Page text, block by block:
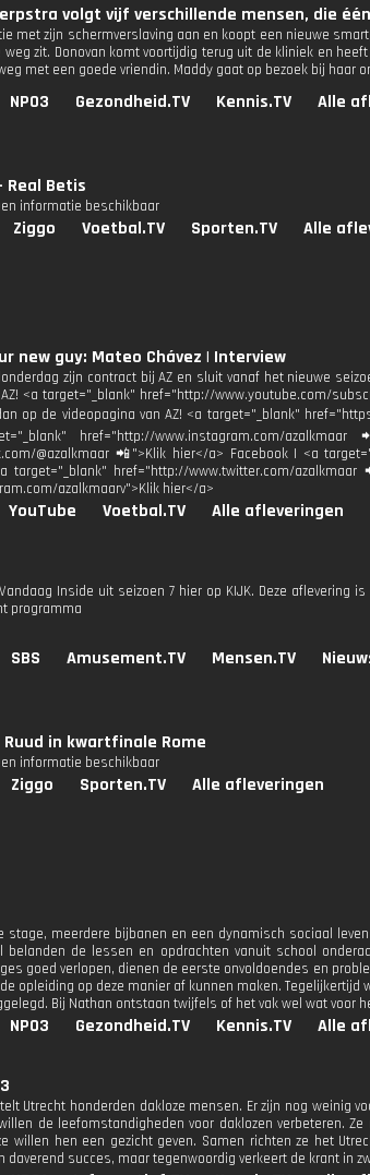
volgt vijf verschillende mensen, die
met zijn schermverslaving aan en koopt een nieuwe
zit. Donovan komt voortijdig terug uit de kliniek en
met een goede vriendin. Maddy gaat op bezoek bij haar
NPO3 Gezondheid.TV Kennis.TV Alle
Real Betis
informatie beschikbaar
Ziggo Voetbal.TV Sporten.TV Alle
new guy: Mateo Chávez | Interview
zijn contract bij AZ en sluit vanaf het nieuwe
<a target="_blank" href="http://www.youtube.com/
op de videopagina van AZ! <a target="_blank"
href="http://www.instagram.com/
@azalkmaar 📲">Klik hier</a> Facebook | <a
target="_blank" href="http://www.twitter.com/azalkmaar
azalkmaarv">Klik hier</a>
YouTube Voetbal.TV Alle afleveringen
Inside uit seizoen 7 hier op KIJK. Deze aflevering
programma
SBS Amusement.TV Mensen.TV
in kwartfinale Rome
informatie beschikbaar
Ziggo Sporten.TV Alle afleveringen
stage, meerdere bijbanen en een dynamisch sociaal
belanden de lessen en opdrachten vanuit school
goed verlopen, dienen de eerste onvoldoendes en
opleiding op deze manier af kunnen maken.
Bij Nathan ontstaan twijfels of het vak wel wat voor
NPO3 Gezondheid.TV Kennis.TV Alle
Utrecht honderden dakloze mensen. Er zijn nog weinig
de leefomstandigheden voor daklozen verbeteren.
willen hen een gezicht geven. Samen richten ze het
daverend succes, maar tegenwoordig verkeert de krant in